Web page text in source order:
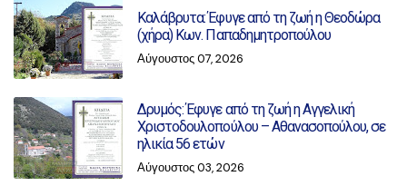
Καλάβρυτα: Έφυγε από τη ζωή η Θεοδώρα
(χήρα) Κων. Παπαδημητροπούλου
Αύγουστος 07, 2026
Δρυμός: Έφυγε από τη ζωή η Αγγελική
Χριστοδουλοπούλου – Αθανασοπούλου, σε
ηλικία 56 ετών
Αύγουστος 03, 2026